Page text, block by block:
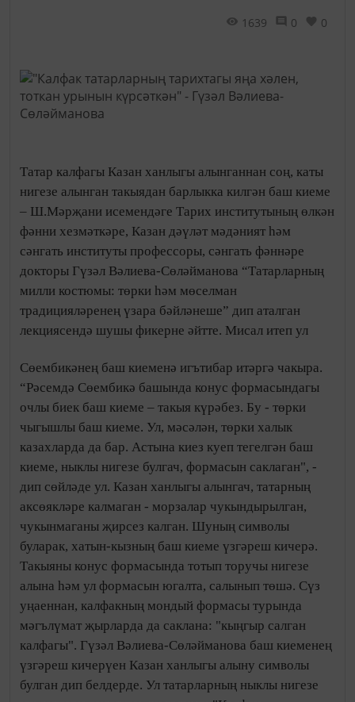
1639 0 0
Татар калфагы Казан ханлыгы алынганнан соң, каты
нигезе алынган такыядан барлыкка килгән баш киеме
– Ш.Мәрҗани исемендәге Тарих институтының өлкән
фәнни хезмәткәре, Казан дәүләт мәдәният һәм
сәнгать институты профессоры, сәнгать фәннәре
докторы Гүзәл Вәлиева-Сөләйманова “Татарларның
милли костюмы: төрки һәм мөселман
традицияләренең үзара бәйләнеше” дип аталган
лекциясендә шушы фикерне әйтте. Мисал итеп ул
Сөембикәнең баш киеменә игътибар итәргә чакыра.
“Рәсемдә Сөембикә башында конус формасындагы
очлы биек баш киеме – такыя күрәбез. Бу - төрки
чыгышлы баш киеме. Ул, мәсәлән, төрки халык
казахларда да бар. Астына киез куеп тегелгән баш
киеме, ныклы нигезе булгач, формасын саклаган", -
дип сөйләде ул. Казан ханлыгы алынгач, татарның
аксөякләре калмаган - морзалар чукындырылган,
чукынмаганы җирсез калган. Шуның символы
буларак, хатын-кызның баш киеме үзгәреш кичерә.
Такыяны конус формасында тотып торучы нигезе
алына һәм ул формасын югалта, салынып төшә. Сүз
уңаеннан, калфакның мондый формасы турында
мәгълүмат җырларда да саклана: "кыңгыр салган
калфагы". Гүзәл Вәлиева-Сөләйманова баш киеменең
үзгәреш кичерүен Казан ханлыгы алыну символы
булган дип белдерде. Ул татарларның ныклы нигезе